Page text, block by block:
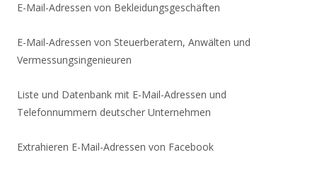
E-Mail-Adressen von Bekleidungsgeschäften
E-Mail-Adressen von Steuerberatern, Anwälten und
Vermessungsingenieuren
Liste und Datenbank mit E-Mail-Adressen und
Telefonnummern deutscher Unternehmen
Extrahieren E-Mail-Adressen von Facebook